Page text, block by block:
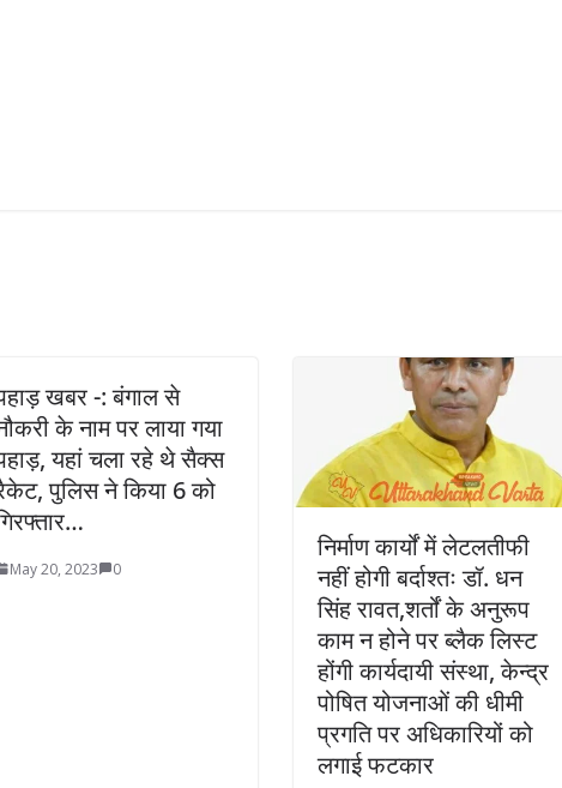
खबर -: बंगाल से
के नाम पर लाया गया
यहां चला रहे थे सैक्स
पुलिस ने किया 6 को
May 20, 2023 0
निर्माण कार्यों में लेटलतीफी
नहीं होगी बर्दाश्तः डॉ. धन
सिंह रावत,शर्तों के अनुरूप
काम न होने पर ब्लैक लिस्ट
होंगी कार्यदायी संस्था, केन्द्र
पोषित योजनाओं की धीमी
प्रगति पर अधिकारियों को
लगाई फटकार